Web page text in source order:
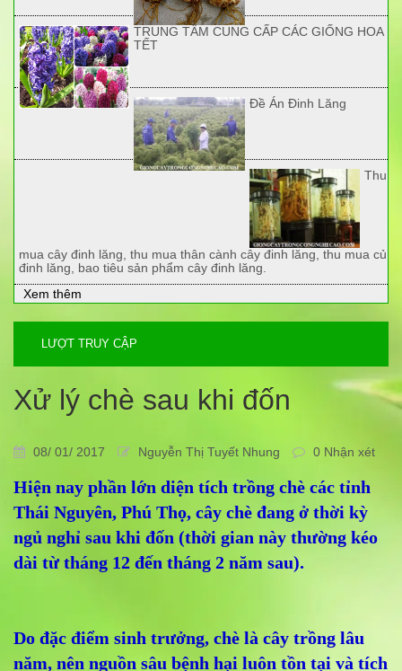
TRUNG TÂM CUNG CẤP CÁC GIỐNG HOA
TẾT
Đề Án Đinh Lăng
Thu
mua cây đinh lăng, thu mua thân cành cây đinh lăng, thu mua củ
đinh lăng, bao tiêu sản phẩm cây đinh lăng.
Xem thêm
LƯỢT TRUY CẬP
Xử lý chè sau khi đốn
08/ 01/ 2017 Nguyễn Thị Tuyết Nhung 0 Nhận xét
Hiện nay phần lớn diện tích trồng chè các tỉnh
Thái Nguyên, Phú Thọ, cây chè đang ở thời kỳ
ngủ nghỉ sau khi đốn (thời gian này thường kéo
dài từ tháng 12 đến tháng 2 năm sau).
Do đặc điểm sinh trưởng, chè là cây trồng lâu
năm, nên nguồn sâu bệnh hại luôn tồn tại và tích